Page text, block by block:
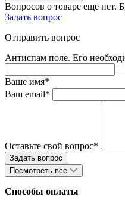
Вопросов о товаре ещё нет.
Задать вопрос
Отправить вопрос
Антиспам поле. Его
Ваше имя*
Ваш email*
Оставьте свой вопрос*
Посмотреть все
Способы оплаты